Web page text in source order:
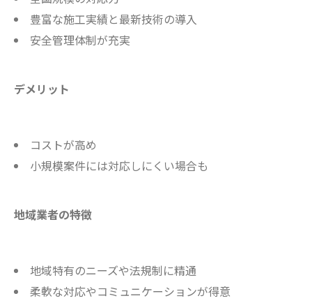
豊富な施工実績と最新技術の導入
安全管理体制が充実
デメリット
コストが高め
小規模案件には対応しにくい場合も
地域業者の特徴
地域特有のニーズや法規制に精通
柔軟な対応やコミュニケーションが得意